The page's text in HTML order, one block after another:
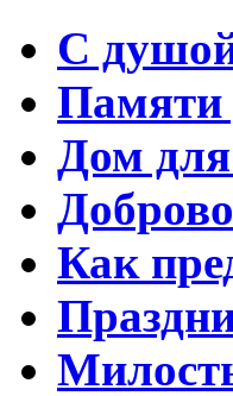
С
Памяти
Дом
Как